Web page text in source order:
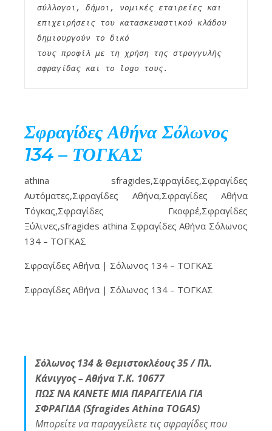
σύλλογοι, δήμοι, νομικές εταιρείες και
επιχειρήσεις του κατασκευαστικού κλάδου
δημιουργούν το δικό
τους προφίλ με τη χρήση της στρογγυλής
σφραγίδας και το logo τους.
Σφραγίδες Αθήνα Σόλωνος
134 – ΤΟΓΚΑΣ
athina sfragides,Σφραγίδες,Σφραγίδες
Αυτόματες,Σφραγίδες Αθήνα,Σφραγίδες Αθήνα
Τόγκας,Σφραγίδες Γκοφρέ,Σφραγίδες
Ξύλινες,sfragides athina Σφραγίδες Αθήνα Σόλωνος
134 – ΤΟΓΚΑΣ
Σφραγίδες Αθήνα | Σόλωνος 134 – ΤΟΓΚΑΣ
Σφραγίδες Αθήνα | Σόλωνος 134 – ΤΟΓΚΑΣ
Σόλωνος 134 & Θεμιστοκλέους 35 / Πλ.
Κάνιγγος – Αθήνα Τ.Κ. 10677
ΠΩΣ ΝΑ ΚΑΝΕΤΕ ΜΙΑ ΠΑΡΑΓΓΕΛΙΑ ΓΙΑ
ΣΦΡΑΓΙΔΑ (Sfragides Athina TOGAS)
Μπορείτε να παραγγείλετε τις σφραγίδες που